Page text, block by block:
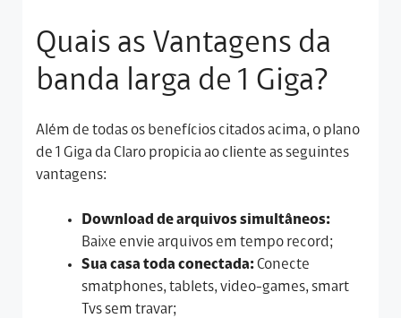
Quais as Vantagens da
banda larga de 1 Giga?
Além de todas os benefícios citados acima, o plano
de 1 Giga da Claro propicia ao cliente as seguintes
vantagens:
Download de arquivos simultâneos:
Baixe envie arquivos em tempo record;
Sua casa toda conectada:Conecte
smatphones, tablets, video-games, smart
Tvs sem travar;